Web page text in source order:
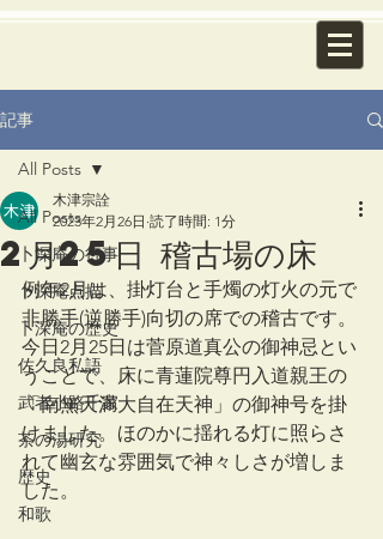
記事
All Posts
卜深庵の行事
卜深庵点描
卜深庵の歴史
佐久良私語
武者小路千家
茶の湯研究
歴史
和歌
All Posts
2月25日 稽古場の床
木津宗詮
2023年2月26日 読了時間: 1分
例年2月は、掛灯台と手燭の灯火の元で
非勝手(逆勝手)向切の席での稽古です。
今日2月25日は菅原道真公の御神忌とい
うことで、床に青蓮院尊円入道親王の
「南無天満大自在天神」の御神号を掛
けました。ほのかに揺れる灯に照らさ
れて幽玄な雰囲気で神々しさが増しま
した。